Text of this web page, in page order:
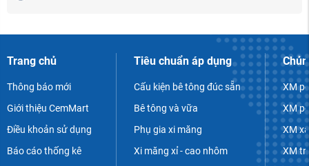
Trang chủ
Thông báo mới
Giới thiệu CemMart
Điều khoản sử dụng
Báo cáo thống kê
Tiêu chuẩn áp dụng
Cấu kiện bê tông đúc sẵn
Bê tông và vữa
Phụ gia xi măng
Xi măng xỉ - cao nhôm
XM
XM
XM
XM